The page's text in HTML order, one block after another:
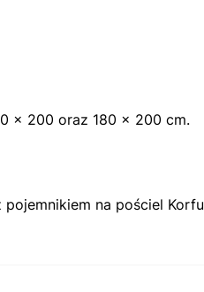
x 200 oraz 180 x 200 cm.
pojemnikiem na pościel Korfu